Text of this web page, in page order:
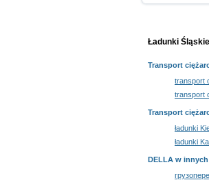
Ładunki
Transport
transport
transport
Transport
ładunki
ładunki
DELLA w